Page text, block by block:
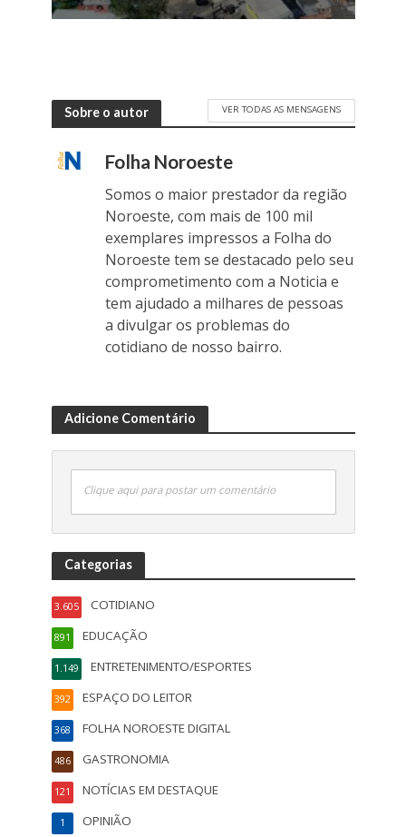
Sobre o autor VER TODAS AS MENSAGENS
Folha Noroeste
Somos o maior prestador da região
Noroeste, com mais de 100 mil
exemplares impressos a Folha do
Noroeste tem se destacado pelo seu
comprometimento com a Noticia e
tem ajudado a milhares de pessoas
a divulgar os problemas do
cotidiano de nosso bairro.
Adicione Comentário
Clique aqui para postar um comentário
Categorias
COTIDIANO
3.605
EDUCAÇÃO
891
ENTRETENIMENTO/ESPORTES
1.149
ESPAÇO DO LEITOR
392
FOLHA NOROESTE DIGITAL
368
GASTRONOMIA
486
NOTÍCIAS EM DESTAQUE
121
OPINIÃO
1